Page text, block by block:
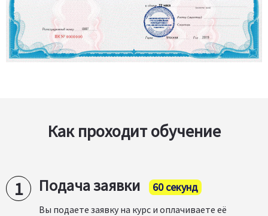
Как проходит обучение
Подача заявки 60 секунд
Вы подаете заявку на курс и оплачиваете её